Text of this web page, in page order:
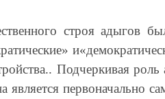
строя адыгов
Подчеркивая
первоначально